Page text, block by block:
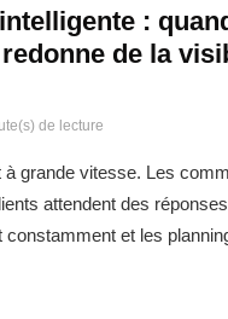
:
de la
de lecture
grande vitesse. Les
attendent des
constamment et les